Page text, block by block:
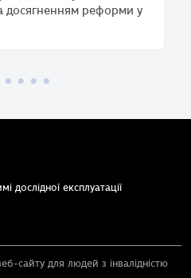
досягненням реформи у
дослідної експлуатації
сайту для людей з інвалідністю